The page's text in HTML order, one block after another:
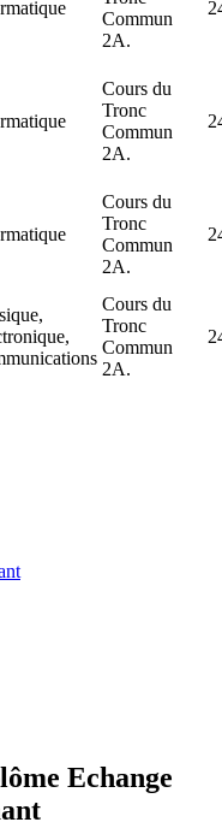
Commun
2A.
Cours du
Tronc
Commun
2A.
Cours du
Tronc
Commun
2A.
Cours du
Tronc
Commun
2A.
Echange